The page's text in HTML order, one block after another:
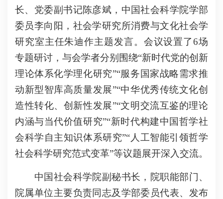
长、党委副书记陈彦斌，中国社会科学院学部
委员李向阳，社会学研究所消费与文化社会学
研究室主任朱迪作主题发言。会议设置了6场
专题研讨，与会学者分别围绕“新时代党的创新
理论体系化学理化研究”“服务国家战略需求推
动新型智库高质量发展”“中华优秀传统文化创
造性转化、创新性发展”“文明交流互鉴的理论
内涵与当代价值研究”“新时代构建中国哲学社
会科学自主知识体系研究”“人工智能引领哲学
社会科学研究范式变革”等议题展开深入交流。
中国社会科学院副秘书长，院职能部门、
院属单位主要负责同志及学部委员代表、发布